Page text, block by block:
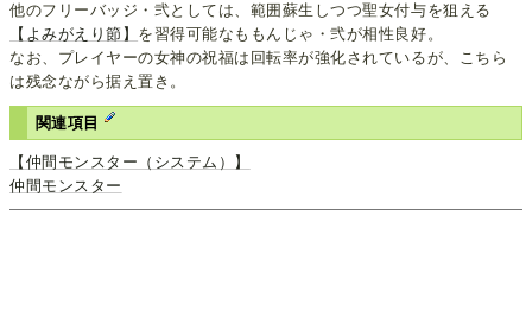
他のフリーバッジ・弐としては、範囲蘇生しつつ聖女付与を狙える
【よみがえり節】 を習得可能なももんじゃ・弐が相性良好。
なお、プレイヤーの女神の祝福は回転率が強化されているが、こちら
は残念ながら据え置き。
関連項目
【仲間モンスター（システム）】
仲間モンスター